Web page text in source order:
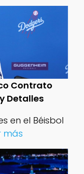
Contrato
Detalles
en el Béisbol
más